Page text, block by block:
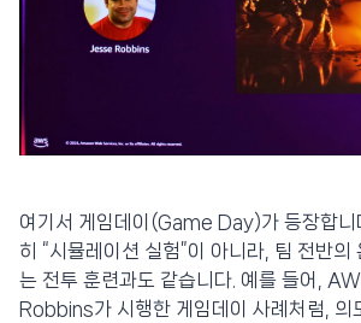
여기서 게임데이(Game Day)가 등장합니
히 “시뮬레이션 실험”이 아니라, 팀 전반의
는 전투 훈련과도 같습니다. 예를 들어,
Robbins가 시행한 게임데이 사례처럼, 의